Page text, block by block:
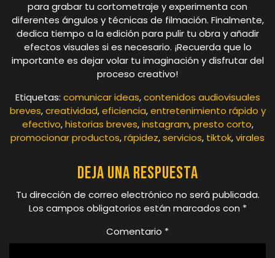
para grabar tu cortometraje y experimenta con
diferentes ángulos y técnicas de filmación. Finalmente,
dedica tiempo a la edición para pulir tu obra y añadir
efectos visuales si es necesario. ¡Recuerda que lo
importante es dejar volar tu imaginación y disfrutar del
proceso creativo!
Etiquetas: comunicar ideas,contenidos audiovisuales
breves,creatividad,eficiencia,entretenimiento rápido y
efectivo,historias breves,instagram,presto corto,
promocionar productos,rápidez,servicios, tiktok,virales
Deja una respuesta
Tu dirección de correo electrónico no será publicada.
Los campos obligatorios están marcados con *
Comentario *